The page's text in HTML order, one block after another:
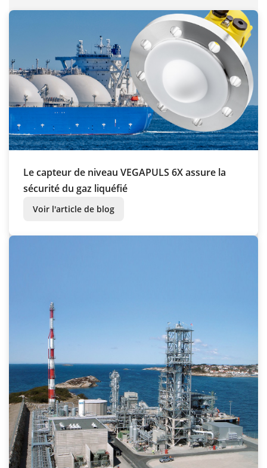
Le capteur de niveau VEGAPULS 6X assure la
sécurité du gaz liquéfié
Voir l'article de blog